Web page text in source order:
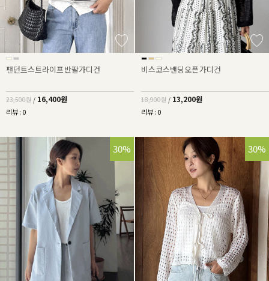
팬던트스트라이프반팔가디건
23,500원 / 16,400원
리뷰 : 0
비스코스밴딩오픈가디건
18,900원 / 13,200원
리뷰 : 0
30% 37%
30%